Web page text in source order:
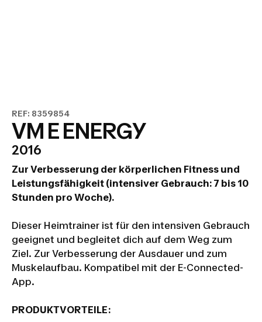
REF: 8359854
VM E ENERGY
2016
Zur Verbesserung der körperlichen Fitness und
Leistungsfähigkeit (intensiver Gebrauch: 7 bis 10
Stunden pro Woche).
Dieser Heimtrainer ist für den intensiven Gebrauch
geeignet und begleitet dich auf dem Weg zum
Ziel. Zur Verbesserung der Ausdauer und zum
Muskelaufbau. Kompatibel mit der E-Connected-
App.
PRODUKTVORTEILE: